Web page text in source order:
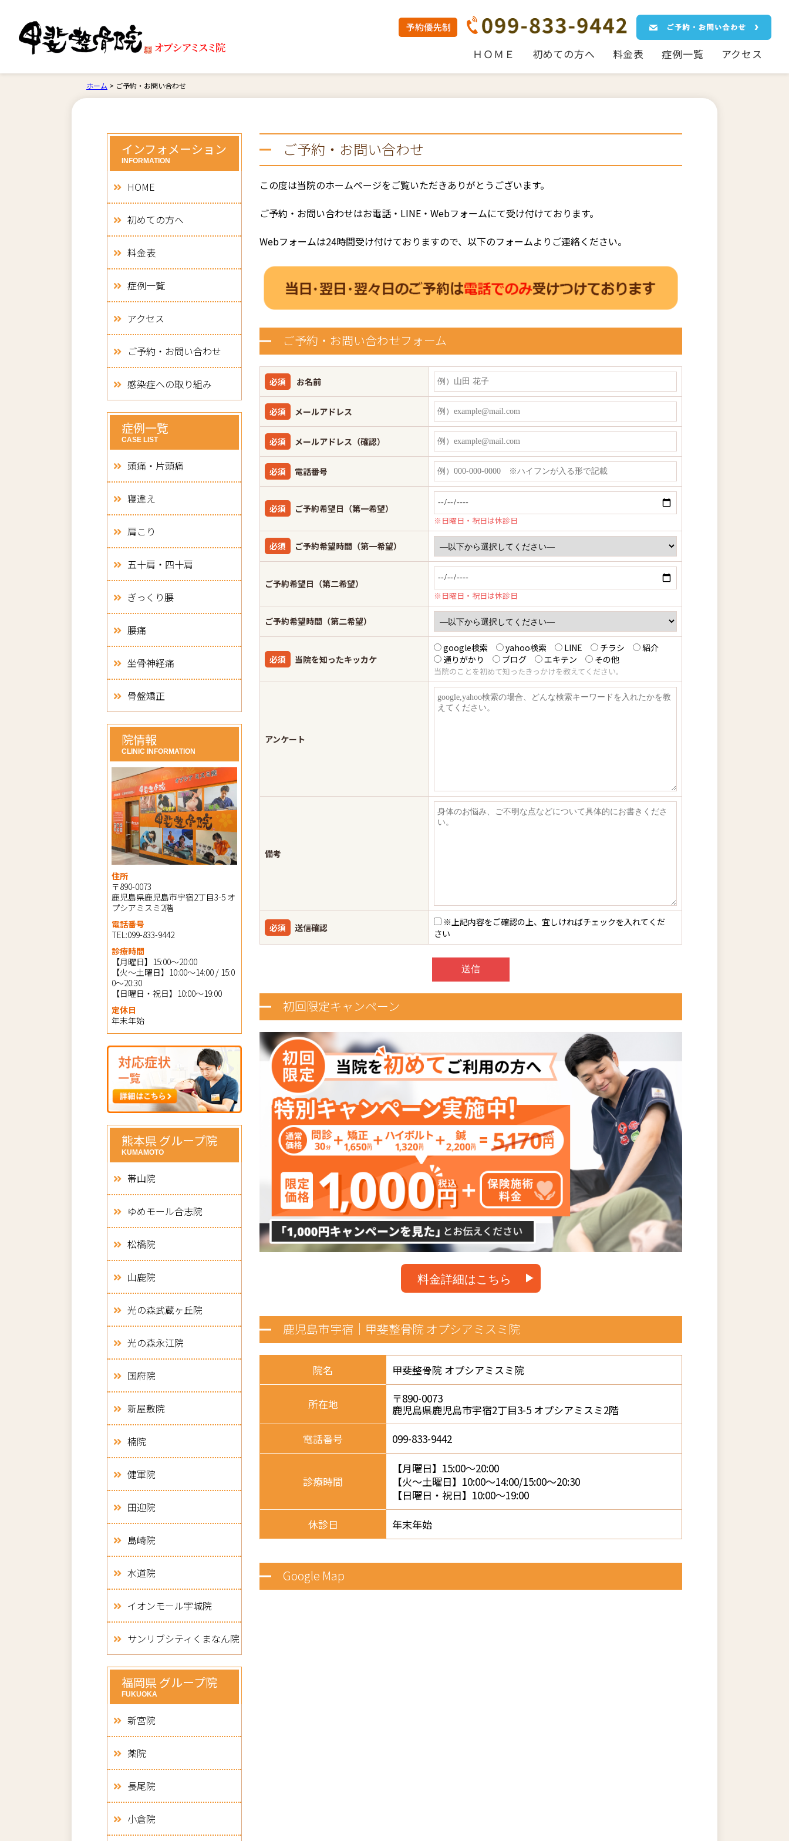
ＨＯＭＥ 初めての方へ 料金表 症例一覧 アクセス
ホーム > ご予約・お問い合わせ
ご予約・お問い合わせ
この度は当院のホームページをご覧いただきありがとうございます。
ご予約・お問い合わせはお電話・LINE・Webフォームにて受け付けております。
Webフォームは24時間受け付けておりますので、以下のフォームよりご連絡ください。
ご予約・お問い合わせフォーム
必須 お名前
必須 メールアドレス
必須 メールアドレス（確認）
必須 電話番号
必須 ご予約希望日（第一希望）
※日曜日・祝日は休診日
必須 ご予約希望時間（第一希望）
ご予約希望日（第二希望）
※日曜日・祝日は休診日
ご予約希望時間（第二希望）
必須 当院を知ったキッカケ
google検索 yahoo検索 LINE チラシ
紹介
通りがかり
ブログ エキテン その他
当院のことを初めて知ったきっかけを教えてください。
アンケート
備考
必須 送信確認
※上記内容をご確認の上、宜しければチェックを入れてくだ
さい
初回限定キャンペーン
料金詳細はこちら
鹿児島市宇宿｜ 甲斐整骨院 オプシアミスミ院
院名 甲斐整骨院 オプシアミスミ院
所在地
〒890-0073
鹿児島県鹿児島市宇宿2丁目3-5 オプシアミスミ2階
電話番号
099-833-9442
診療時間
【月曜日】15:00～20:00
【火～土曜日】10:00～14:00/15:00～20:30
【日曜日・祝日】10:00～19:00
休診日
年末年始
Google Map
インフォメーション
INFORMATION
HOME
初めての方へ
料金表
症例一覧
アクセス
ご予約・お問い合わせ
感染症への取り組み
症例一覧
CASE LIST
頭痛・片頭痛
寝違え
肩こり
五十肩・四十肩
ぎっくり腰
腰痛
坐骨神経痛
骨盤矯正
院情報
CLINIC INFORMATION
住所
〒890-0073
鹿児島県鹿児島市宇宿2丁目3-5 オ
プシアミスミ2階
電話番号
TEL:099-833-9442
診療時間
【月曜日】15:00～20:00
【火～土曜日】10:00～14:00 / 15:0
0～20:30
【日曜日・祝日】10:00～19:00
定休日
年末年始
熊本県 グループ院
KUMAMOTO
帯山院
ゆめモール合志院
松橋院
山鹿院
光の森武蔵ヶ丘院
光の森永江院
国府院
新屋敷院
楠院
健軍院
田迎院
島崎院
水道院
イオンモール宇城院
サンリブシティくまなん院
福岡県 グループ院
FUKUOKA
新宮院
薬院
長尾院
小倉院